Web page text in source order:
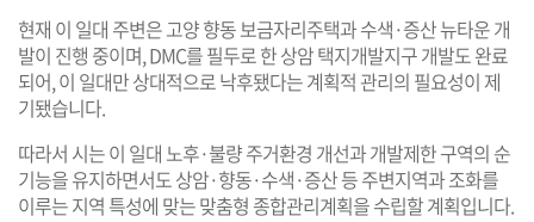
현재 이 일대 주변은 고양 향동 보금자리주택과 수색·증산 뉴타운 개
발이 진행 중이며, DMC를 필두로 한 상암 택지개발지구 개발도 완료
되어, 이 일대만 상대적으로 낙후됐다는 계획적 관리의 필요성이 제
기됐습니다.
따라서 시는 이 일대 노후·불량 주거환경 개선과 개발제한 구역의 순
기능을 유지하면서도 상암·향동·수색·증산 등 주변지역과 조화를
이루는 지역 특성에 맞는 맞춤형 종합관리계획을 수립할 계획입니다.